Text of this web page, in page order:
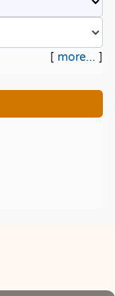
[ more... ]